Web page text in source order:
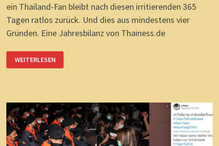
ein Thailand-Fan bleibt nach diesen irritierenden 365
Tagen ratlos zurück. Und dies aus mindestens vier
Gründen. Eine Jahresbilanz von Thainess.de
THAILANDS
BESONDERS
WEITERLESEN